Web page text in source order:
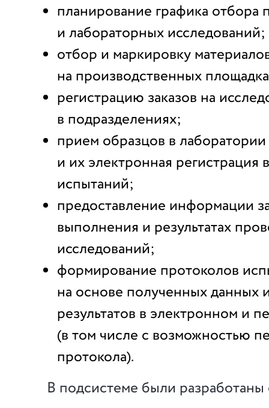
планирование графика отбора
и лабораторных исследований;
отбор и маркировку
на производственных
регистрацию заказов на
в подразделениях;
прием образцов в лаборатории
и их электронная регистрация
испытаний;
предоставление информации
выполнения и результатах
исследований;
формирование протоколов
на основе полученных данных
результатов в электронном и
(в том числе с возможностью
протокола).
В подсистеме были